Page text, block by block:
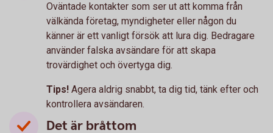
Oväntade kontakter som ser ut att komma från
välkända företag, myndigheter eller någon du
känner är ett vanligt försök att lura dig. Bedragare
använder falska avsändare för att skapa
trovärdighet och övertyga dig.
Tips! Agera aldrig snabbt, ta dig tid, tänk efter och
kontrollera avsändaren.
Det är bråttom